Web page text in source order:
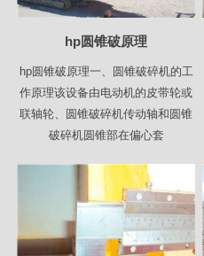
hp圆锥破原理
hp圆锥破原理一、圆锥破碎机的工
作原理该设备由电动机的皮带轮或
联轴轮、圆锥破碎机传动轴和圆锥
破碎机圆锥部在偏心套